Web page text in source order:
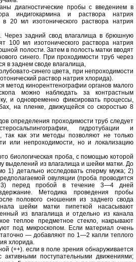
диагностические пробы с введением в
индигокармина и раствора натрия
20 мл изотонического раствора натрия
Через задний свод влагалища в брюшную
100 мл изотонического раствора натрия
полости. Затем в полость матки вводят
синего. При проходимости труб через
в заднем своде влагалища,
синего цвета, при непроходимости
раствор натрия хлорида).
метод кинорентгенографии органов малого
можно наблюдать за контрастным
и одновременно фиксировать процессы,
на пленке, движущейся со скоростью 8
определения проходимости труб следует
гидротубации и
так как эти методы позволяют не только
или непроходимости, но и локализацию
биологическая проба, с помощью которой
выделений из влагалища и шейки матки. До
1) детально исследовать сперму мужа; 2)
овуляции (проба проводится
3) перед пробой в течение 3—4 дней
Методика проведения пробы
полового сношения из заднего свода
шейки матки пипеткой насасывают
из влагалища и отдельно из канала
теплое предметное стекло, накрывают
под микроскопом. Если материал очень
— добавляют по 1—2 капли теплого
хлорида.
(++). если в поле зрения обнаруживается
поступательными движениями;